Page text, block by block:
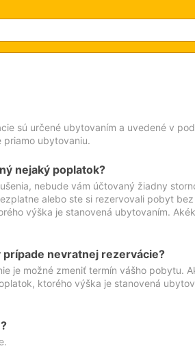
sú určené ubytovaním a uvedené v
ubytovaniu.
nejaký poplatok?
nebude vám účtovaný žiadny
alebo ste si rezervovali pobyt
výška je stanovená ubytovaním.
nevratnej rezervácie?
je možné zmeniť termín vášho pobytu.
ktorého výška je stanovená